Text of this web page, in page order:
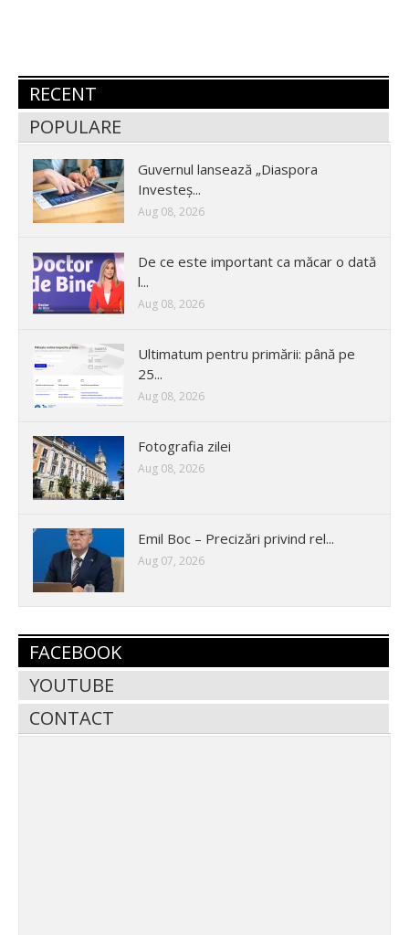
RECENT
POPULARE
Guvernul lansează „Diaspora
Investeș...
Aug 08, 2026
De ce este important ca măcar o dată
l...
Aug 08, 2026
Ultimatum pentru primării: până pe
25...
Aug 08, 2026
Fotografia zilei
Aug 08, 2026
Emil Boc – Precizări privind rel...
Aug 07, 2026
FACEBOOK
YOUTUBE
CONTACT